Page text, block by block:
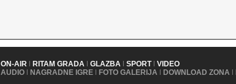
ON-AIR RITAM GRADA GLAZBA SPORT
VIDEO
AUDIO
NAGRADNE IGRE FOTO GALERIJA DOWNLOAD ZONA